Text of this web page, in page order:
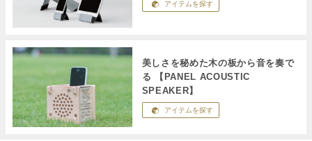
アイテムを探す
美しさを秘めた木の板から音を奏で
る 【PANEL ACOUSTIC
SPEAKER】
アイテムを探す